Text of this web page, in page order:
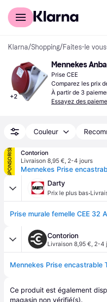
Acheter avec Klarna
Klarna/Shopping/Faites-le
+2
Mennekes
Prise CEE
Comparez les prix
À partir de 3
Essayez des
Couleur
SPONSORISÉ
Contorion
Livraison 8,95 €, 2-4 jours
Darty
Prix le plus bas·
Contorion
Livraison 8,95 €, 2-4
Ce produit est également
magasin non vérifié(s).